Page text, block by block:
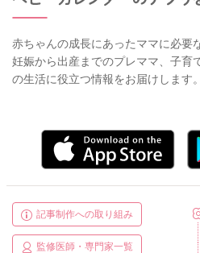
赤ちゃんの成長にあったママに必要
妊娠から出産までのプレママ、子育
の生活に役立つ情報をお届けします。
記事制作への取り組み
監修医師・専門家一覧